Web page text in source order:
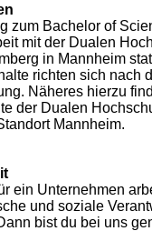
zum Bachelor of
mit der Dualen
in Mannheim
richten sich nach
Näheres hierzu
der Dualen
Mannheim.
ein Unternehmen
und soziale
bist du bei uns